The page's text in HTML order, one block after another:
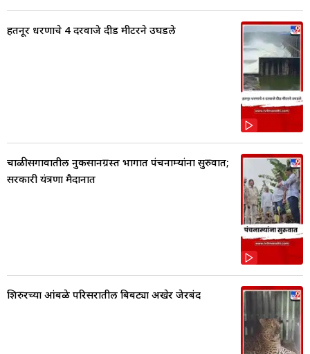
हतनूर धरणाचे 4 दरवाजे दीड मीटरने उघडले
चाळीसगावातील नुकसानग्रस्त भागात पंचनाम्यांना सुरुवात;
सरकारी यंत्रणा मैदानात
शिरुरच्या आंबळे परिसरातील बिबट्या अखेर जेरबंद